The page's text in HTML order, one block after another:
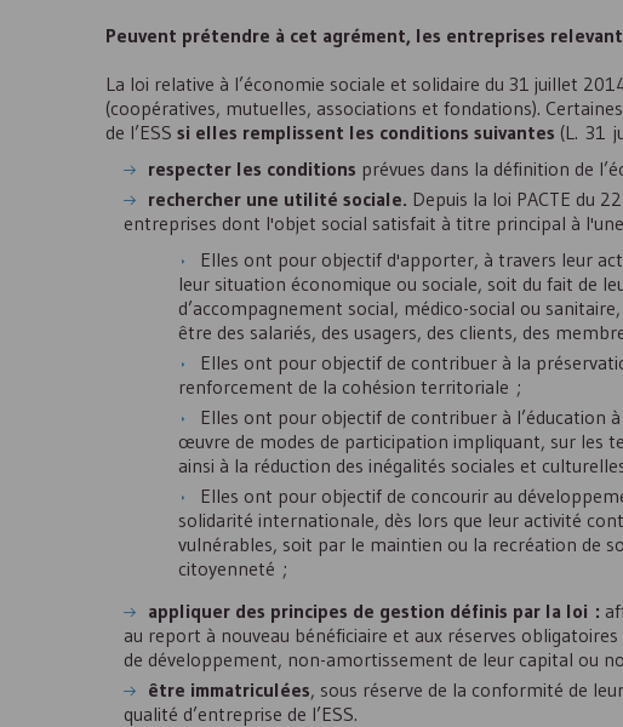
Peuvent prétendre à cet agrément, les entreprises
La loi relative à l’économie sociale et solidaire du 31 juillet
(coopératives, mutuelles, associations et fondations).
de l’ESS si elles remplissent les conditions suivantes (L. 31
respecter les conditions prévues dans la définition de
rechercher une utilité sociale. Depuis la loi PACTE du
entreprises dont l'objet social satisfait à titre principal à
Elles ont pour objectif d'apporter, à travers leur
leur situation économique ou sociale, soit du fait de
d’accompagnement social, médico-social ou
être des salariés, des usagers, des clients, des
Elles ont pour objectif de contribuer à la
renforcement de la cohésion territoriale ;
Elles ont pour objectif de contribuer à l’éducation
œuvre de modes de participation impliquant, sur les
ainsi à la réduction des inégalités sociales et
Elles ont pour objectif de concourir au
solidarité internationale, dès lors que leur activité
vulnérables, soit par le maintien ou la recréation de
citoyenneté ;
appliquer des principes de gestion définis par la loi :
au report à nouveau bénéficiaire et aux réserves
de développement, non-amortissement de leur capital ou
être immatriculées, sous réserve de la conformité de
qualité d’entreprise de l’ESS.